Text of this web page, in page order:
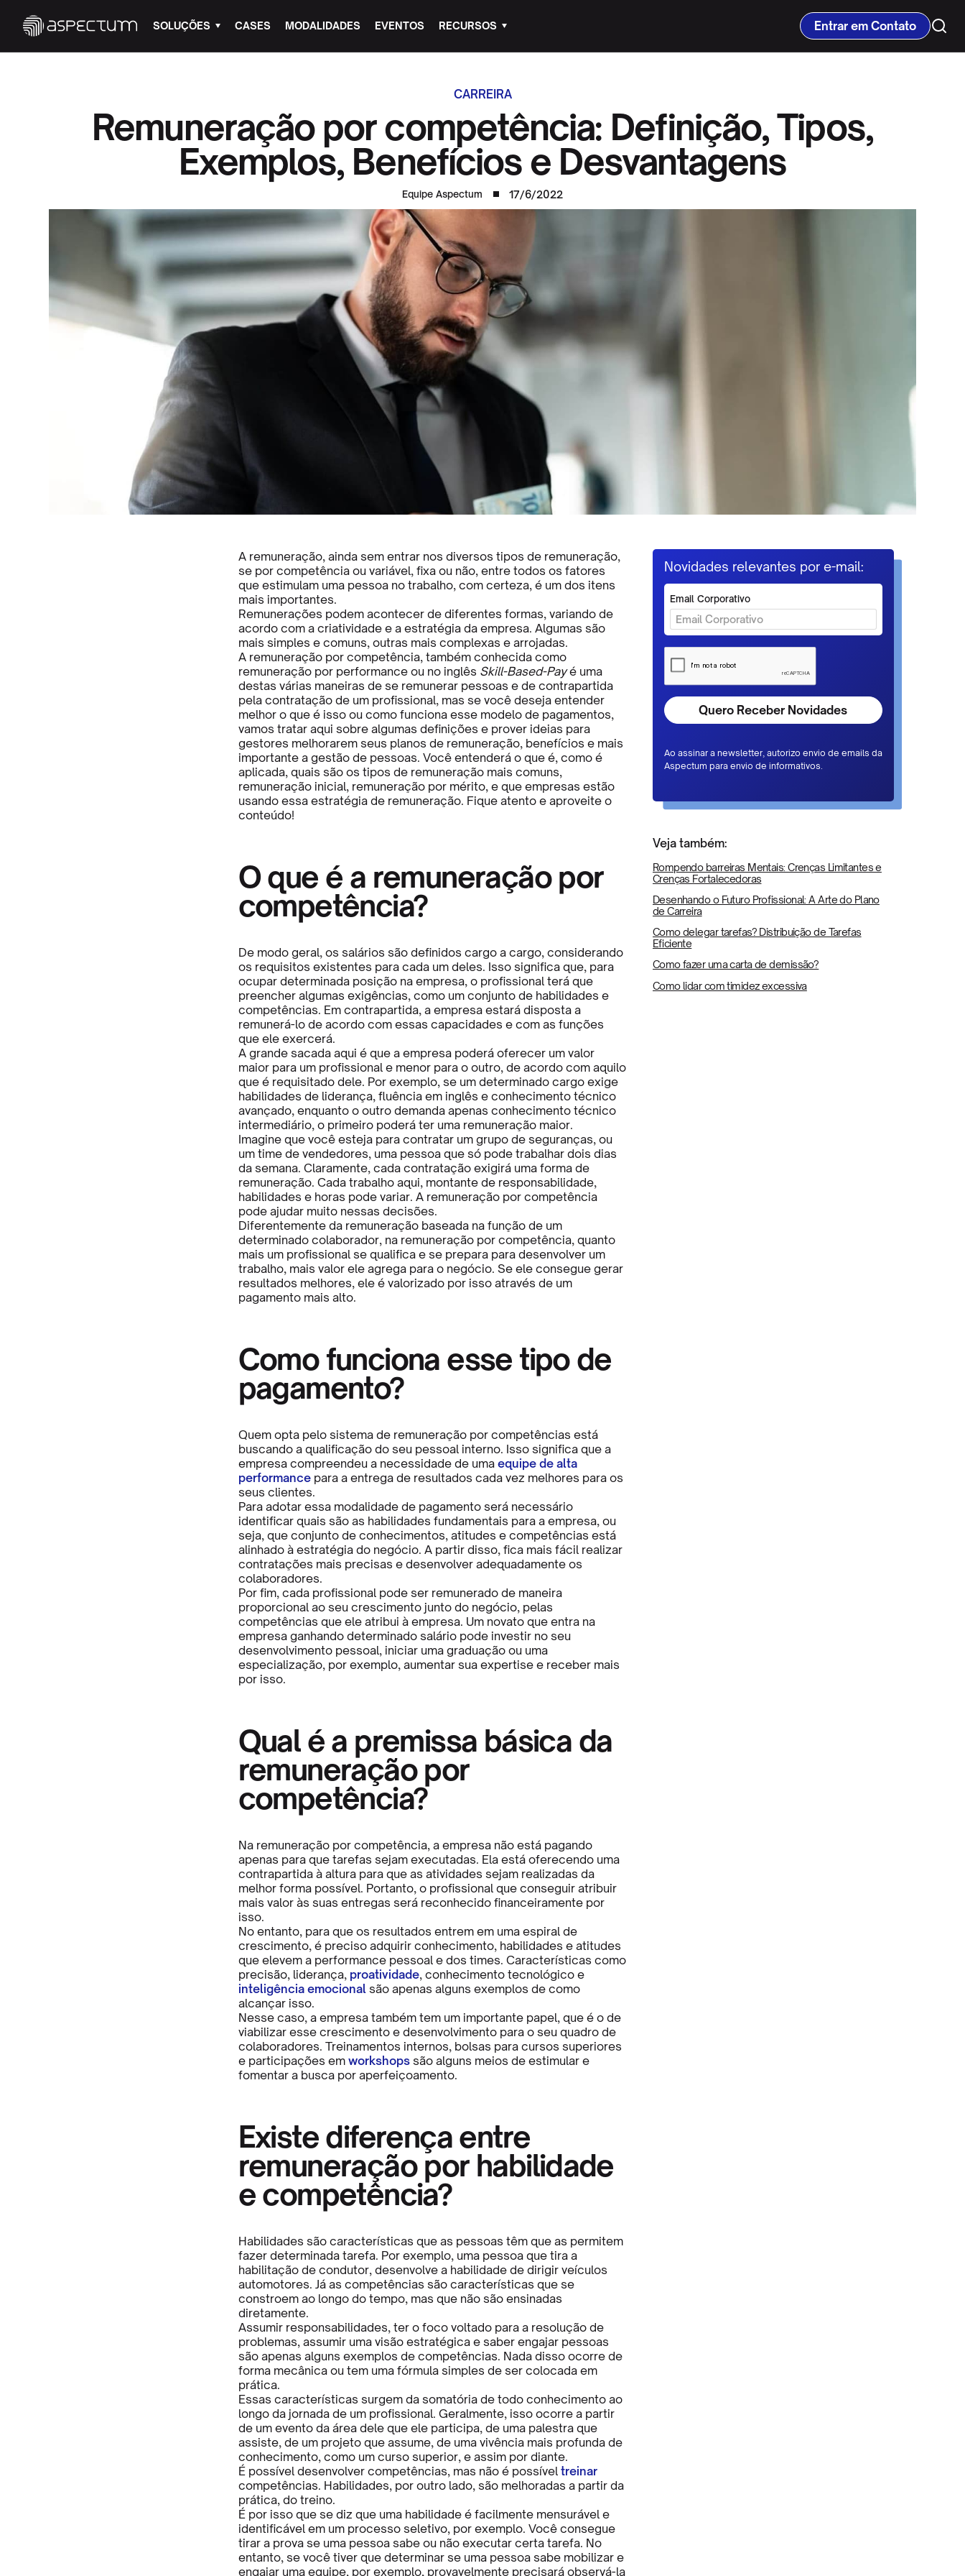
SOLUÇÕES CASES MODALIDADES EVENTOS RECURSOS Entrar em Contato
CARREIRA
Remuneração por competência: Definição, Tipos,
Exemplos, Benefícios e Desvantagens
Equipe Aspectum 17/6/2022
A remuneração, ainda sem entrar nos diversos tipos de remuneração,
se por competência ou variável, fixa ou não, entre todos os fatores
que estimulam uma pessoa no trabalho, com certeza, é um dos itens
mais importantes.
Remunerações podem acontecer de diferentes formas, variando de
acordo com a criatividade e a estratégia da empresa. Algumas são
mais simples e comuns, outras mais complexas e arrojadas.
A remuneração por competência, também conhecida como
remuneração por performance ou no inglês Skill-Based-Payé uma
destas várias maneiras de se remunerar pessoas e de contrapartida
pela contratação de um profissional, mas se você deseja entender
melhor o que é isso ou como funciona esse modelo de pagamentos,
vamos tratar aqui sobre algumas definições e prover ideias para
gestores melhorarem seus planos de remuneração, benefícios e mais
importante a gestão de pessoas. Você entenderá o que é, como é
aplicada, quais são os tipos de remuneração mais comuns,
remuneração inicial, remuneração por mérito, e que empresas estão
usando essa estratégia de remuneração. Fique atento e aproveite o
conteúdo!
O que é a remuneração por
competência?
De modo geral, os salários são definidos cargo a cargo, considerando
os requisitos existentes para cada um deles. Isso significa que, para
ocupar determinada posição na empresa, o profissional terá que
preencher algumas exigências, como um conjunto de habilidades e
competências. Em contrapartida, a empresa estará disposta a
remunerá-lo de acordo com essas capacidades e com as funções
que ele exercerá.
A grande sacada aqui é que a empresa poderá oferecer um valor
maior para um profissional e menor para o outro, de acordo com aquilo
que é requisitado dele. Por exemplo, se um determinado cargo exige
habilidades de liderança, fluência em inglês e conhecimento técnico
avançado, enquanto o outro demanda apenas conhecimento técnico
intermediário, o primeiro poderá ter uma remuneração maior.
Imagine que você esteja para contratar um grupo de seguranças, ou
um time de vendedores, uma pessoa que só pode trabalhar dois dias
da semana. Claramente, cada contratação exigirá uma forma de
remuneração. Cada trabalho aqui, montante de responsabilidade,
habilidades e horas pode variar. A remuneração por competência
pode ajudar muito nessas decisões.
Diferentemente da remuneração baseada na função de um
determinado colaborador, na remuneração por competência, quanto
mais um profissional se qualifica e se prepara para desenvolver um
trabalho, mais valor ele agrega para o negócio. Se ele consegue gerar
resultados melhores, ele é valorizado por isso através de um
pagamento mais alto.
Como funciona esse tipo de
pagamento?
Quem opta pelo sistema de remuneração por competências está
buscando a qualificação do seu pessoal interno. Isso significa que a
empresa compreendeu a necessidade de umaequipe de alta
performancepara a entrega de resultados cada vez melhores para os
seus clientes.
Para adotar essa modalidade de pagamento será necessário
identificar quais são as habilidades fundamentais para a empresa, ou
seja, que conjunto de conhecimentos, atitudes e competências está
alinhado à estratégia do negócio. A partir disso, fica mais fácil realizar
contratações mais precisas e desenvolver adequadamente os
colaboradores.
Por fim, cada profissional pode ser remunerado de maneira
proporcional ao seu crescimento junto do negócio, pelas
competências que ele atribui à empresa. Um novato que entra na
empresa ganhando determinado salário pode investir no seu
desenvolvimento pessoal, iniciar uma graduação ou uma
especialização, por exemplo, aumentar sua expertise e receber mais
por isso.
Qual é a premissa básica da
remuneração por
competência?
Na remuneração por competência, a empresa não está pagando
apenas para que tarefas sejam executadas. Ela está oferecendo uma
contrapartida à altura para que as atividades sejam realizadas da
melhor forma possível. Portanto, o profissional que conseguir atribuir
mais valor às suas entregas será reconhecido financeiramente por
isso.
No entanto, para que os resultados entrem em uma espiral de
crescimento, é preciso adquirir conhecimento, habilidades e atitudes
que elevem a performance pessoal e dos times. Características como
precisão, liderança,proatividade, conhecimento tecnológico e
inteligência emocionalsão apenas alguns exemplos de como
alcançar isso.
Nesse caso, a empresa também tem um importante papel, que é o de
viabilizar esse crescimento e desenvolvimento para o seu quadro de
colaboradores. Treinamentos internos, bolsas para cursos superiores
e participações emworkshopssão alguns meios de estimular e
fomentar a busca por aperfeiçoamento.
Existe diferença entre
remuneração por habilidade
e competência?
Habilidades são características que as pessoas têm que as permitem
fazer determinada tarefa. Por exemplo, uma pessoa que tira a
habilitação de condutor, desenvolve a habilidade de dirigir veículos
automotores. Já as competências são características que se
constroem ao longo do tempo, mas que não são ensinadas
diretamente.
Assumir responsabilidades, ter o foco voltado para a resolução de
problemas, assumir uma visão estratégica e saber engajar pessoas
são apenas alguns exemplos de competências. Nada disso ocorre de
forma mecânica ou tem uma fórmula simples de ser colocada em
prática.
Essas características surgem da somatória de todo conhecimento ao
longo da jornada de um profissional. Geralmente, isso ocorre a partir
de um evento da área dele que ele participa, de uma palestra que
assiste, de um projeto que assume, de uma vivência mais profunda de
conhecimento, como um curso superior, e assim por diante.
É possível desenvolver competências, mas não é possíveltreinar
competências. Habilidades, por outro lado, são melhoradas a partir da
prática, do treino.
É por isso que se diz que uma habilidade é facilmente mensurável e
identificável em um processo seletivo, por exemplo. Você consegue
tirar a prova se uma pessoa sabe ou não executar certa tarefa. No
entanto, se você tiver que determinar se uma pessoa sabe mobilizar e
engajar uma equipe, por exemplo, provavelmente precisará observá-la
Novidades relevantes por e-mail:
Email Corporativo
Ao assinar a newsletter, autorizo envio de emails da
Aspectum para envio de informativos.
Veja também:
Rompendo barreiras Mentais: Crenças Limitantes e
Crenças Fortalecedoras
Desenhando o Futuro Profissional: A Arte do Plano
de Carreira
Como delegar tarefas? Distribuição de Tarefas
Eficiente
Como fazer uma carta de demissão?
Como lidar com timidez excessiva